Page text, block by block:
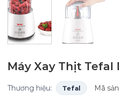
Máy Xay Thịt Tefal
Thương hiệu: Tefal Mã